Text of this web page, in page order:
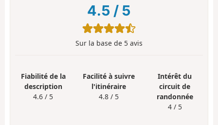
4.5 / 5
Sur la base de 5 avis
Fiabilité de la
description
4.6 / 5
Facilité à suivre
l'itinéraire
4.8 / 5
Intérêt du
circuit de
randonnée
4 / 5